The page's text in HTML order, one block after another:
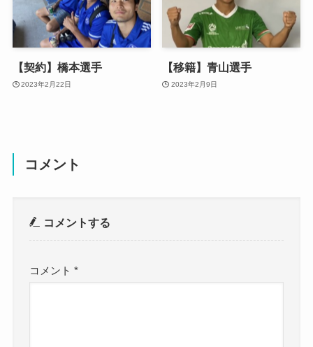
【契約】橋本選手
2023年2月22日
【移籍】青山選手
2023年2月9日
コメント
コメントする
コメント*